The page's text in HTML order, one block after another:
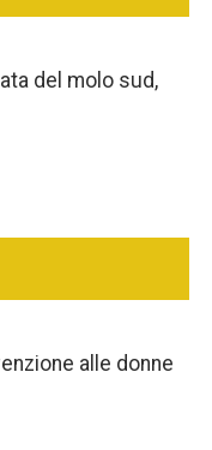
del molo sud,
alle donne